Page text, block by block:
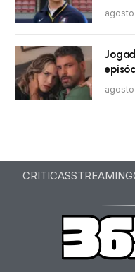
agosto
agosto
CRITICASSTREAMING